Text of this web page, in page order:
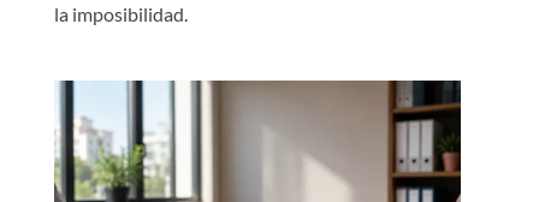
la imposibilidad.